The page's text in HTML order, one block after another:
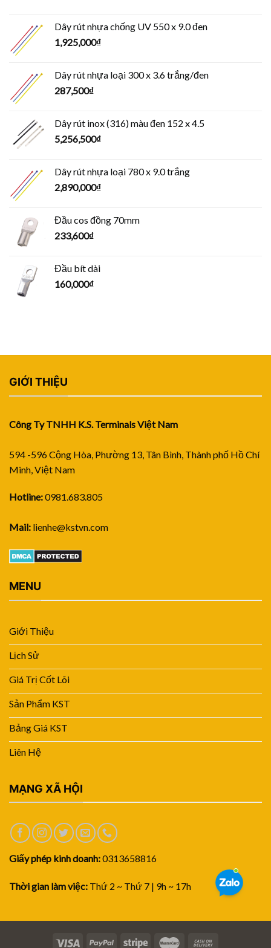
Dây rút nhựa chống UV 550 x 9.0 đen
1,925,000₫
Dây rút nhựa loại 300 x 3.6 trắng/đen
287,500₫
Dây rút inox (316) màu đen 152 x 4.5
5,256,500₫
Dây rút nhựa loại 780 x 9.0 trắng
2,890,000₫
Đầu cos đồng 70mm
233,600₫
Đầu bít dài
160,000₫
GIỚI THIỆU
Công Ty TNHH K.S. Terminals Việt Nam
594 -596 Cộng Hòa, Phường 13, Tân Bình, Thành phố Hồ Chí
Minh, Việt Nam
Hotline:0981.683.805
Mail: lienhe@kstvn.com
MENU
Giới Thiệu
Lịch Sử
Giá Trị Cốt Lõi
Sản Phẩm KST
Bảng Giá KST
Liên Hệ
MẠNG XÃ HỘI
Giấy phép kinh doanh:0313658816
Thời gian làm việc: Thứ 2 ~ Thứ 7 | 9h ~ 17h